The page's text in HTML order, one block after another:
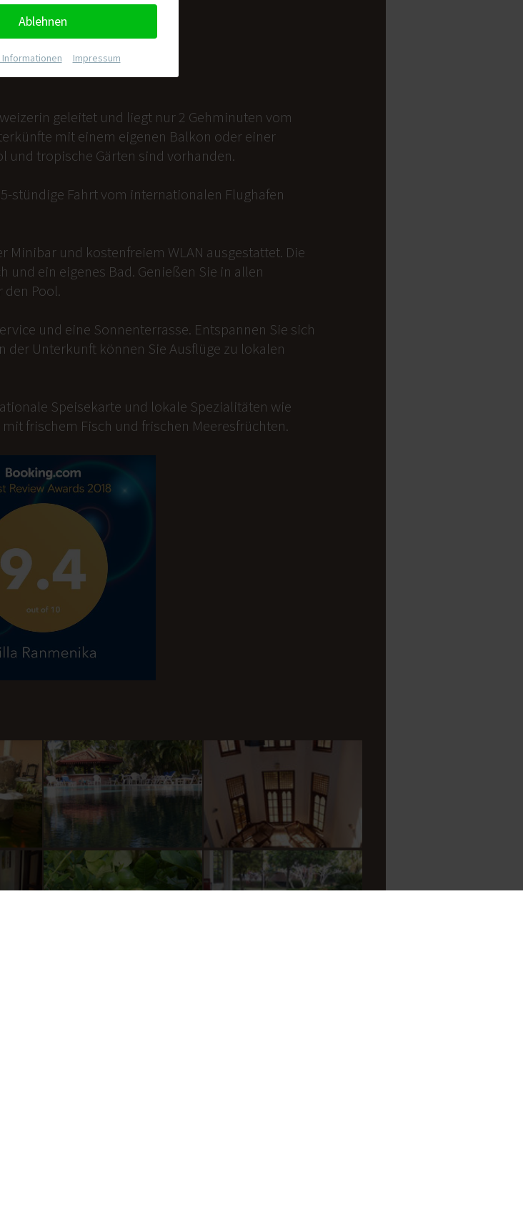
geleitet und liegt nur 2 Gehminuten vom
mit einem eigenen Balkon oder einer
und tropische Gärten sind vorhanden.
stündige Fahrt vom internationalen Flughafen
und kostenfreiem WLAN ausgestattet. Die
ein eigenes Bad. Genießen Sie in allen
Pool.
und eine Sonnenterrasse. Entspannen Sie sich
der Unterkunft können Sie Ausflüge zu lokalen
Speisekarte und lokale Spezialitäten wie
frischem Fisch und frischen Meeresfrüchten.
Ablehnen
Impressum